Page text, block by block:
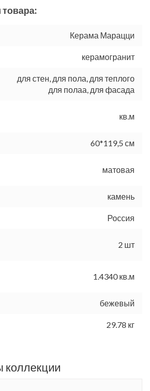
товара:
Керама Марацци
керамогранит
для стен, для пола, для теплого
для полаа, для фасада
кв.м
60*119,5 см
матовая
камень
Россия
2 шт
1.4340 кв.м
бежевый
29.78 кг
коллекции